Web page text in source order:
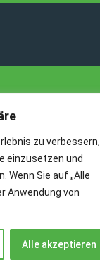
zu verbessern,
einzusetzen und
Wenn Sie auf „Alle
Anwendung von
Alle akzeptieren
uns